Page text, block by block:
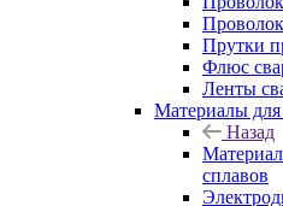
Прутки
Флюс
Ленты
Материалы для
Назад
сплавов